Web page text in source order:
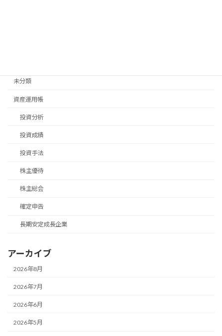
未分類
資産運用帳
投資分析
投資成績
投資手法
株主優待
株主総会
確定申告
長期安定成長企業
アーカイブ
2026年8月
2026年7月
2026年6月
2026年5月